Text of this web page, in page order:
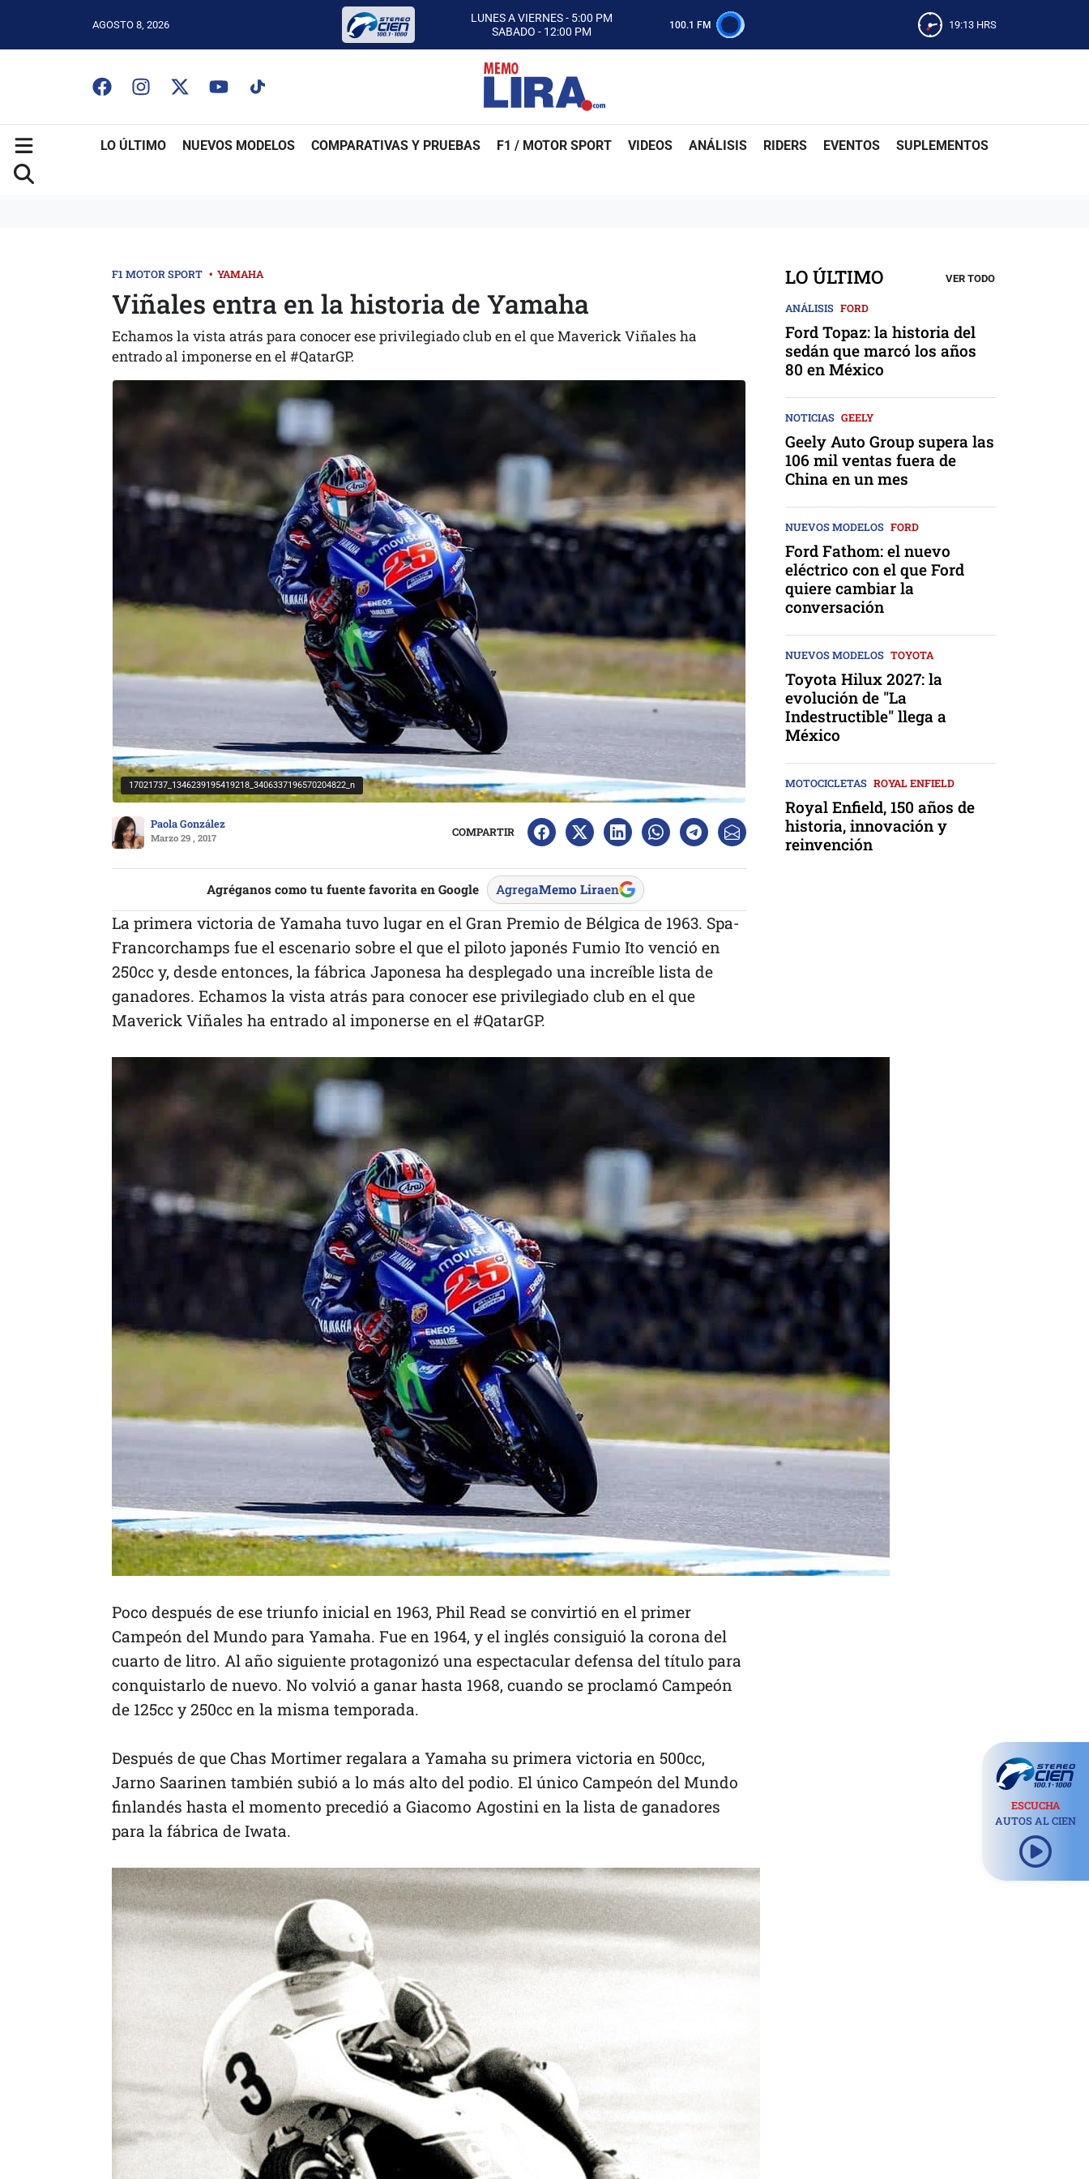
AGOSTO 8, 2026
LUNES A VIERNES - 5:00 PM
SABADO - 12:00 PM
ESCUCHA AUTOS AL CIEN
CON MEMO LIRA Y SU EQUIPO
LUNES A VIERNES - 5:00 PM
SABADO - 12:00 PM
100.1 FM 19:13 HRS
LO ÚLTIMO NUEVOS MODELOS COMPARATIVAS Y PRUEBAS F1 / MOTOR SPORT VIDEOS ANÁLISIS RIDERS EVENTOS SUPLEMENTOS
F1 MOTOR SPORT • YAMAHA
Viñales entra en la historia de Yamaha
Echamos la vista atrás para conocer ese privilegiado club en el que Maverick Viñales ha
entrado al imponerse en el #QatarGP.
17021737_1346239195419218_3406337196570204822_n
Paola González
Marzo 29 , 2017 COMPARTIR
Agréganos como tu fuente favorita en Google AgregaMemo Liraen
La primera victoria de Yamaha tuvo lugar en el Gran Premio de Bélgica de 1963. Spa-
Francorchamps fue el escenario sobre el que el piloto japonés Fumio Ito venció en
250cc y, desde entonces, la fábrica Japonesa ha desplegado una increíble lista de
ganadores. Echamos la vista atrás para conocer ese privilegiado club en el que
Maverick Viñales ha entrado al imponerse en el #QatarGP.
Poco después de ese triunfo inicial en 1963, Phil Read se convirtió en el primer
Campeón del Mundo para Yamaha. Fue en 1964, y el inglés consiguió la corona del
cuarto de litro. Al año siguiente protagonizó una espectacular defensa del título para
conquistarlo de nuevo. No volvió a ganar hasta 1968, cuando se proclamó Campeón
de 125cc y 250cc en la misma temporada.
Después de que Chas Mortimer regalara a Yamaha su primera victoria en 500cc,
Jarno Saarinen también subió a lo más alto del podio. El único Campeón del Mundo
finlandés hasta el momento precedió a Giacomo Agostini en la lista de ganadores
para la fábrica de Iwata.
LO ÚLTIMO VER TODO
ANÁLISIS FORD
Ford Topaz: la historia del
sedán que marcó los años
80 en México
NOTICIAS GEELY
Geely Auto Group supera las
106 mil ventas fuera de
China en un mes
NUEVOS MODELOS FORD
Ford Fathom: el nuevo
eléctrico con el que Ford
quiere cambiar la
conversación
NUEVOS MODELOS TOYOTA
Toyota Hilux 2027: la
evolución de "La
Indestructible" llega a
México
MOTOCICLETAS ROYAL ENFIELD
Royal Enfield, 150 años de
historia, innovación y
reinvención
ESCUCHA
AUTOS AL CIEN